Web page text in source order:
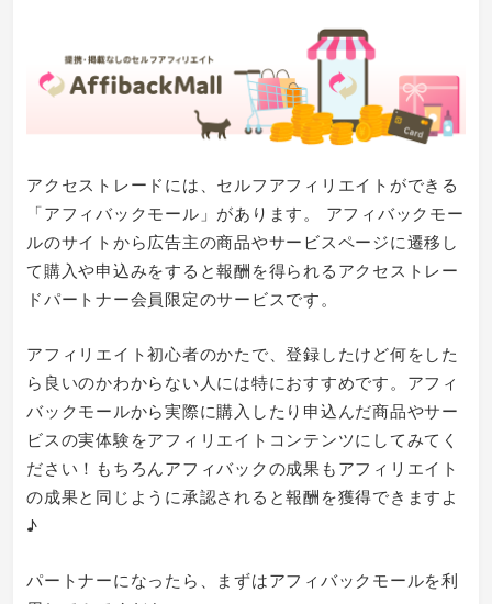
アクセストレードには、セルフアフィリエイトができる
「アフィバックモール」があります。 アフィバックモー
ルのサイトから広告主の商品やサービスページに遷移し
て購入や申込みをすると報酬を得られるアクセストレー
ドパートナー会員限定のサービスです。
アフィリエイト初心者のかたで、登録したけど何をした
ら良いのかわからない人には特におすすめです。アフィ
バックモールから実際に購入したり申込んだ商品やサー
ビスの実体験をアフィリエイトコンテンツにしてみてく
ださい！もちろんアフィバックの成果もアフィリエイト
の成果と同じように承認されると報酬を獲得できますよ
♪
パートナーになったら、まずはアフィバックモールを利